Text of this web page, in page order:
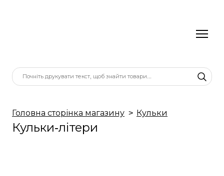
Головна сторінка магазину Кульки
Кульки-літери